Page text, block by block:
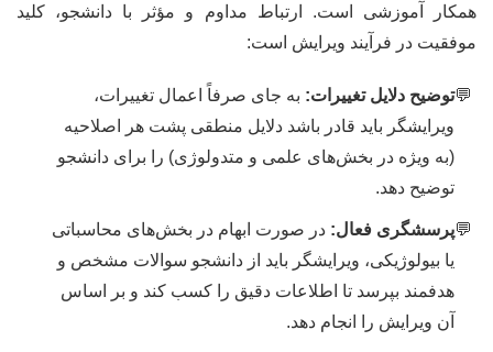
همکار آموزشی است. ارتباط مداوم و مؤثر با دانشجو، کلید
موفقیت در فرآیند ویرایش است:
توضیح دلایل تغییرات: به جای صرفاً اعمال تغییرات،
ویرایشگر باید قادر باشد دلایل منطقی پشت هر اصلاحیه
(به ویژه در بخش‌های علمی و متدولوژی) را برای دانشجو
توضیح دهد.
پرسشگری فعال: در صورت ابهام در بخش‌های محاسباتی
یا بیولوژیکی، ویرایشگر باید از دانشجو سوالات مشخص و
هدفمند بپرسد تا اطلاعات دقیق را کسب کند و بر اساس
آن ویرایش را انجام دهد.